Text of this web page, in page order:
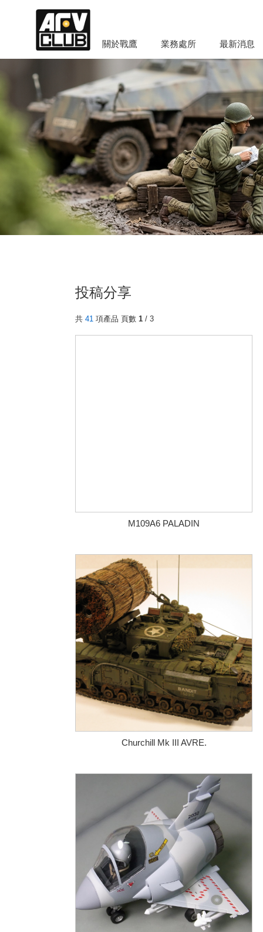
關於戰鷹 業務處所 最新消息
投稿分享
共 41 項產品 頁數 1 / 3
M109A6 PALADIN
Churchill Mk III AVRE.